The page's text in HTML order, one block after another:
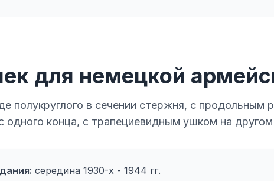
для немецкой
полукруглого в сечении стержня, с продольным
одного конца, с трапециевидным ушком на другом
середина 1930-х - 1944 гг.